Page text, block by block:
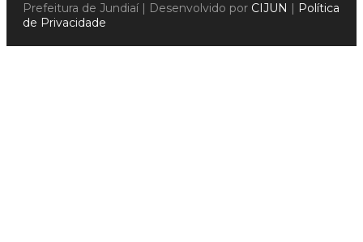
Prefeitura de Jundiaí | Desenvolvido por CIJUN
Política
de Privacidade